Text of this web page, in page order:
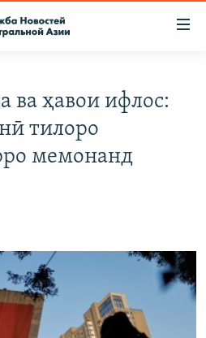
ҳавои ифлос:
тилоро
мемонанд